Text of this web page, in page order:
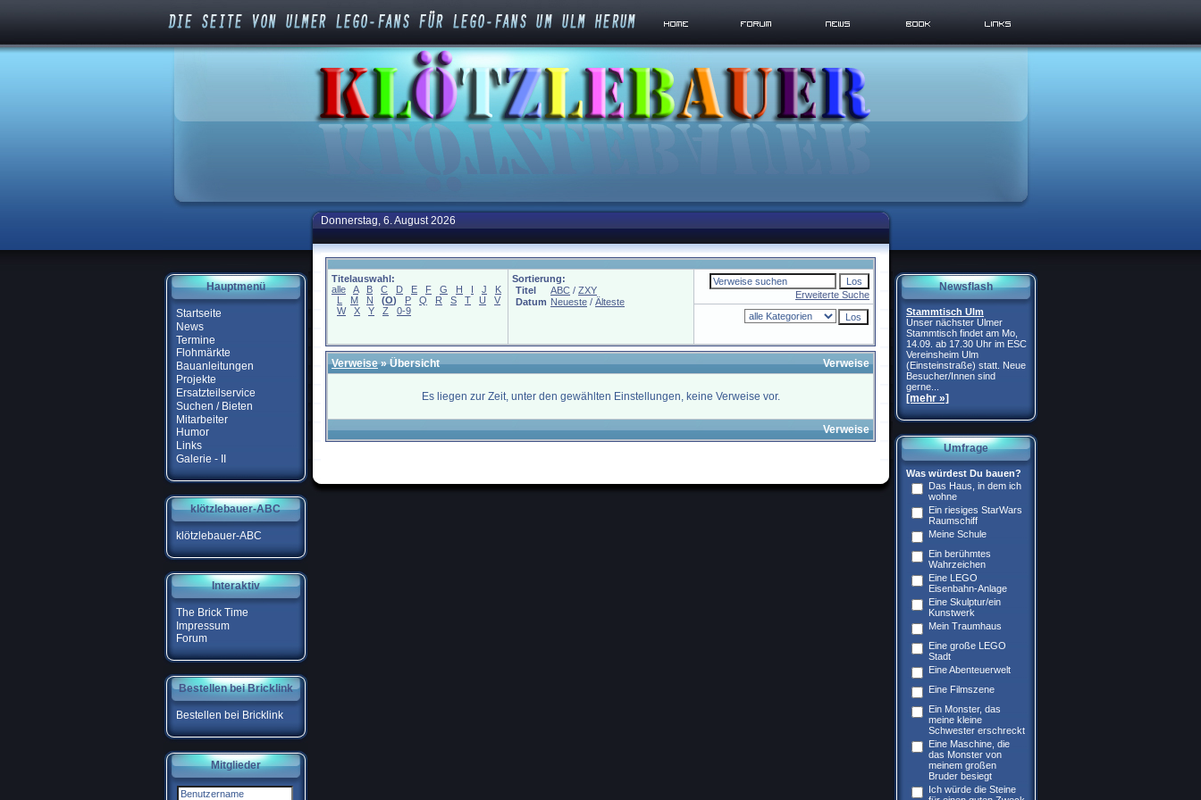
Hauptmenü
Startseite
News
Termine
Flohmärkte
Bauanleitungen
Projekte
Ersatzteilservice
Suchen / Bieten
Mitarbeiter
Humor
Links
Galerie - II
klötzlebauer-ABC
klötzlebauer-ABC
Interaktiv
The Brick Time
Impressum
Forum
Bestellen bei Bricklink
Bestellen bei Bricklink
Mitglieder
Donnerstag, 6. August 2026
Titelauswahl:
alle
A B C D E F G H I J
K
L
M N (O) P Q R S T U
V
W
X Y Z 0-9
Sortierung:
Titel
ABC / ZXY
Datum Neueste / Älteste
Erweiterte Suche
Verweise» Übersicht Verweise
Es liegen zur Zeit, unter den gewählten Einstellungen, keine Verweise vor.
Verweise
Newsflash
Stammtisch Ulm
Unser nächster Ulmer
Stammtisch findet am Mo,
14.09. ab 17.30 Uhr im ESC
Vereinsheim Ulm
(Einsteinstraße) statt. Neue
Besucher/Innen sind
gerne...
[mehr »]
Umfrage
Was würdest Du bauen?
Das Haus, in dem ich
wohne
Ein riesiges StarWars
Raumschiff
Meine Schule
Ein berühmtes
Wahrzeichen
Eine LEGO
Eisenbahn-Anlage
Eine Skulptur/ein
Kunstwerk
Mein Traumhaus
Eine große LEGO
Stadt
Eine Abenteuerwelt
Eine Filmszene
Ein Monster, das
meine kleine
Schwester erschreckt
Eine Maschine, die
das Monster von
meinem großen
Bruder besiegt
Ich würde die Steine